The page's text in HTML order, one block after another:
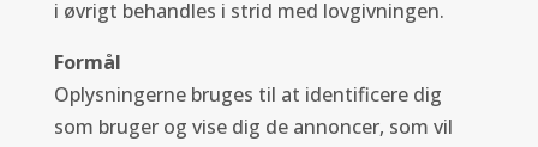
i øvrigt behandles i strid med lovgivningen.
Formål
Oplysningerne bruges til at identificere dig
som bruger og vise dig de annoncer, som vil